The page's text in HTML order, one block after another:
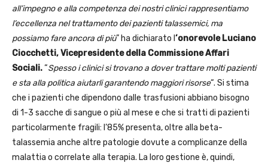
all’impegno e alla competenza dei nostri clinici rappresentiamo
l’eccellenza nel trattamento dei pazienti talassemici, ma
possiamo fare ancora di più” ha dichiarato l ‘onorevole Luciano
Ciocchetti, Vicepresidente della Commissione Affari
Sociali.“Spesso i clinici si trovano a dover trattare molti pazienti
e sta alla politica aiutarli garantendo maggiori risorse“. Si stima
che i pazienti che dipendono dalle trasfusioni abbiano bisogno
di 1-3 sacche di sangue o più al mese e che si tratti di pazienti
particolarmente fragili: l’85% presenta, oltre alla beta-
talassemia anche altre patologie dovute a complicanze della
malattia o correlate alla terapia. La loro gestione è, quindi,